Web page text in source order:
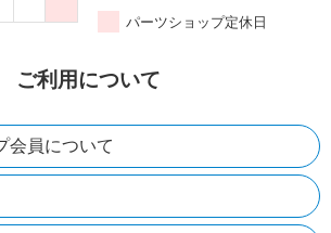
ご利用について
会員について
パーツショップ定休日